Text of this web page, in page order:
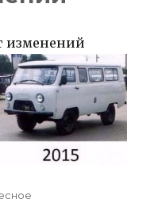
изменений